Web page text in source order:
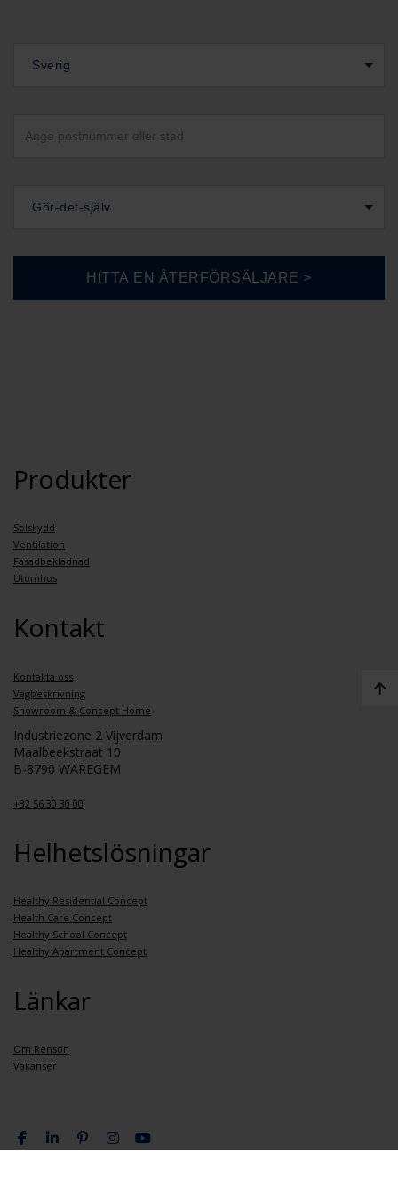
Sverig
Gör-det-själv
Produkter
Solskydd
Ventilation
Fasadbeklädnad
Utomhus
Kontakt
Kontakta oss
Vägbeskrivning
Showroom & Concept Home
Industriezone 2 Vijverdam
Maalbeekstraat 10
B-8790 WAREGEM
+32 56 30 30 00
Helhetslösningar
Healthy Residential Concept
Health Care Concept
Healthy School Concept
Healthy Apartment Concept
Länkar
Om Renson
Vakanser